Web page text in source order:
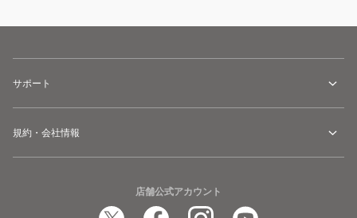
サポート
規約・会社情報
店舗公式アカウント